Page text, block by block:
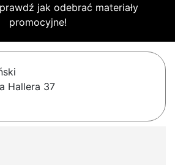
jak odebrać materiały
promocyjne!
Hallera 37